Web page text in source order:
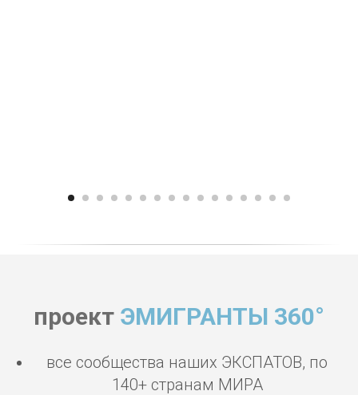
проект ЭМИГРАНТЫ 360°
все сообщества наших ЭКСПАТОВ, по
140+ странам МИРА